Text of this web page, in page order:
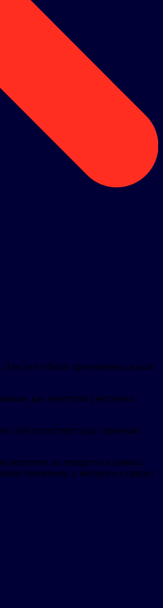
Для этого были приглашены свыше
как отметили участники
этом существует ряд серьезных
рецептов на лекарства в рамках
человеком, у которого в связи с